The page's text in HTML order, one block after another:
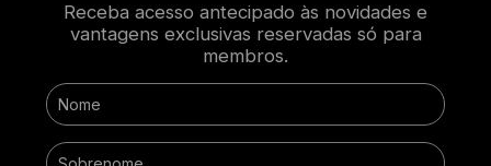
Receba acesso antecipado às novidades e
vantagens exclusivas reservadas só para
membros.